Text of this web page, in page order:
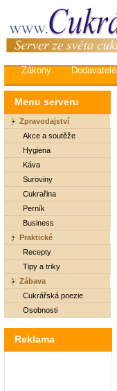
Zákony Dodavatelé
Menu serveru
Zpravodajství
Akce a soutěže
Hygiena
Káva
Suroviny
Cukrařina
Perník
Business
Praktické
Recepty
Tipy a triky
Zábava
Cukrářská poezie
Osobnosti
Reklama